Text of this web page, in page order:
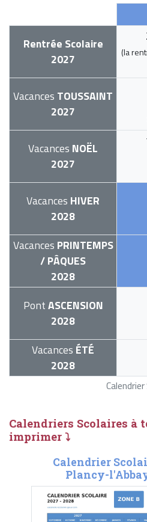
Rentrée Scolaire
2027
(la
Vacances TOUSSAINT
2027
Vacances NOËL
2027
Vacances HIVER
2028
Vacances PRINTEMPS
/ PÂQUES
2028
PontASCENSION
2028
Vacances ÉTÉ
2028
Calendriers Scolaires à
imprimer ⤵
Calendrier
Plancy-